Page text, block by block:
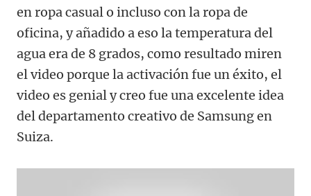
en ropa casual o incluso con la ropa de
oficina, y añadido a eso la temperatura del
agua era de 8 grados, como resultado miren
el video porque la activación fue un éxito, el
video es genial y creo fue una excelente idea
del departamento creativo de Samsung en
Suiza.